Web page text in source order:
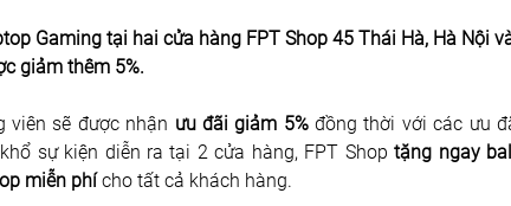
Gaming tại hai cửa hàng FPT Shop 45 Thái Hà, Hà Nội
giảm thêm 5%.
viên sẽ được nhận ưu đãi giảm 5% đồng thời với các ưu
sự kiện diễn ra tại 2 cửa hàng, FPT Shop tặng ngay
miễn phí cho tất cả khách hàng.